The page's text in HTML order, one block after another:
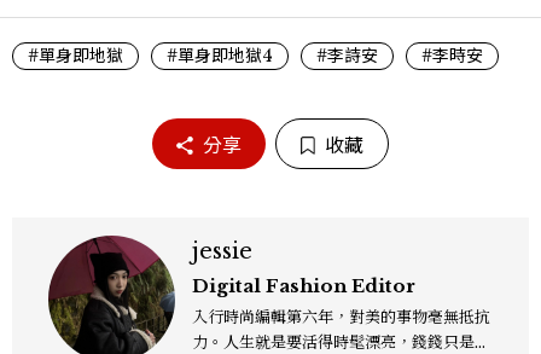
#單身即地獄 #單身即地獄4 #李詩安 #李時安
分享 收藏
jessie
Digital Fashion Editor
入行時尚編輯第六年，對美的事物毫無抵抗
力。人生就是要活得時髦漂亮，錢錢只是變